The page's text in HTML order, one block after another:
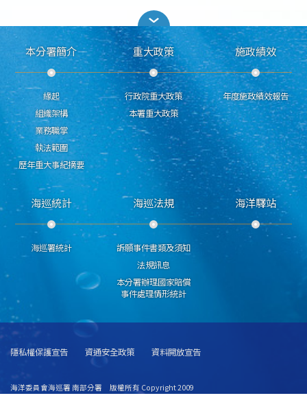
本分署簡介
緣起
組織架構
業務職掌
執法範圍
歷年重大事紀摘要
重大政策
行政院重大政策
本署重大政策
施政績效
年度施政績效報告
海巡統計
海巡署統計
海巡法規
訴願事件書類及須知
法規訊息
本分署辦理國家賠償
事件處理情形統計
海洋驛站
隱私權保護宣告 資通安全政策 資料開放宣告
海洋委員會海巡署 南部分署 版權所有 Copyright 2009